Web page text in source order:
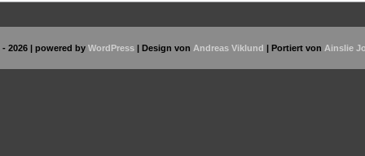
- 2026 | powered by WordPress| Design von Andreas Viklund | Portiert von Ainslie